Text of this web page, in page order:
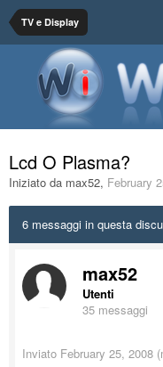
TV e Display
Lcd O Plasma?
Iniziato da max52, February
6 messaggi in questa
max52
Utenti
35 messaggi
Inviato February 25, 2008